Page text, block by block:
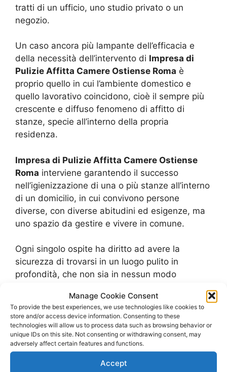
Manage Cookie Consent
To provide the best experiences, we use technologies like cookies to
store and/or access device information. Consenting to these
technologies will allow us to process data such as browsing behavior or
unique IDs on this site. Not consenting or withdrawing consent, may
adversely affect certain features and functions.
Accept
tratti di un ufficio, uno studio privato o un
negozio.
Un caso ancora più lampante dell’efficacia e
della necessità dell’intervento di Impresa di
Pulizie Affitta Camere Ostiense Roma è
proprio quello in cui l’ambiente domestico e
quello lavorativo coincidono, cioè il sempre più
crescente e diffuso fenomeno di affitto di
stanze, specie all’interno della propria
residenza.
Impresa di Pulizie Affitta Camere Ostiense
Roma interviene garantendo il successo
nell’igienizzazione di una o più stanze all’interno
di un domicilio, in cui convivono persone
diverse, con diverse abitudini ed esigenze, ma
uno spazio da gestire e vivere in comune.
Ogni singolo ospite ha diritto ad avere la
sicurezza di trovarsi in un luogo pulito in
profondità, che non sia in nessun modo
proprietari dell’alloggio.
Impresa di Pulizie
Affitta Camere